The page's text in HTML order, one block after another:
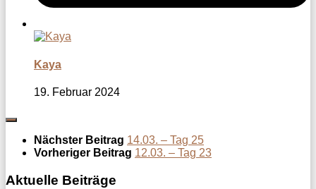
Kaya
19. Februar 2024
Nächster Beitrag 14.03. – Tag 25
Vorheriger Beitrag 12.03. – Tag 23
Aktuelle Beiträge